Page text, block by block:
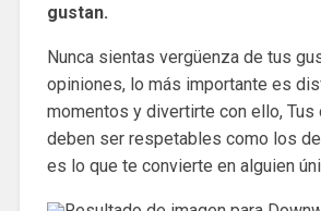
gustan.
Nunca sientas vergüenza de tus
opiniones, lo más importante es
momentos y divertirte con ello, Tus
deben ser respetables como los
es lo que te convierte en alguien